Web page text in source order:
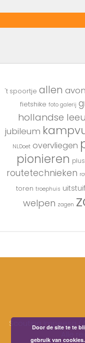
't spoortje allen
fietshike foto galerij
hollandse
jubileum
NLDoet overvliegen
pionieren
routetechnieken
toren troephuis uitstuif
welpen zagen
Scouting Impeesa
Alle
Door de site te te
gebruik van